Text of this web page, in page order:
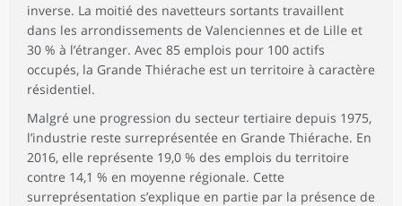
inverse. La moitié des navetteurs sortants travaillent
dans les arrondissements de Valenciennes et de Lille et
30 % à l’étranger. Avec 85 emplois pour 100 actifs
occupés, la Grande Thiérache est un territoire à caractère
résidentiel.
Malgré une progression du secteur tertiaire depuis 1975,
l’industrie reste surreprésentée en Grande Thiérache. En
2016, elle représente 19,0 % des emplois du territoire
contre 14,1 % en moyenne régionale. Cette
surreprésentation s’explique en partie par la présence de